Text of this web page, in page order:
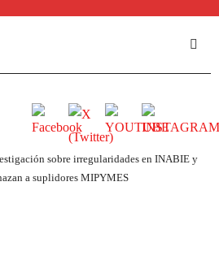
sobre irregularidades en INABIE y
a suplidores MIPYMES